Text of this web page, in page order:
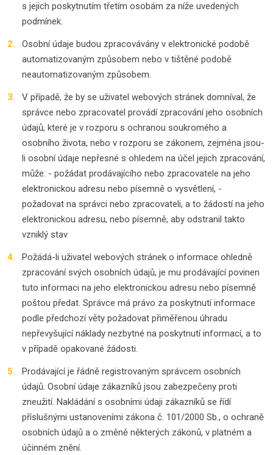
s jejich poskytnutím třetím osobám za níže uvedených
podmínek.
Osobní údaje budou zpracovávány v elektronické podobě
automatizovaným způsobem nebo v tištěné podobě
neautomatizovaným způsobem.
V případě, že by se uživatel webových stránek domníval, že
správce nebo zpracovatel provádí zpracování jeho osobních
údajů, které je v rozporu s ochranou soukromého a
osobního života, nebo v rozporu se zákonem, zejména jsou-
li osobní údaje nepřesné s ohledem na účel jejich zpracování,
může: - požádat prodávajícího nebo zpracovatele na jeho
elektronickou adresu nebo písemně o vysvětlení, -
požadovat na správci nebo zpracovateli, a to žádostí na jeho
elektronickou adresu, nebo písemně, aby odstranil takto
vzniklý stav
Požádá-li uživatel webových stránek o informace ohledně
zpracování svých osobních údajů, je mu prodávající povinen
tuto informaci na jeho elektronickou adresu nebo písemně
poštou předat. Správce má právo za poskytnutí informace
podle předchozí věty požadovat přiměřenou úhradu
nepřevyšující náklady nezbytné na poskytnutí informací, a to
v případě opakované žádosti.
Prodávající je řádně registrovaným správcem osobních
údajů. Osobní údaje zákazníků jsou zabezpečeny proti
zneužití. Nakládání s osobními údaji zákazníků se řídí
příslušnými ustanoveními zákona č. 101/2000 Sb., o ochraně
osobních údajů a o změně některých zákonů, v platném a
účinném znění.